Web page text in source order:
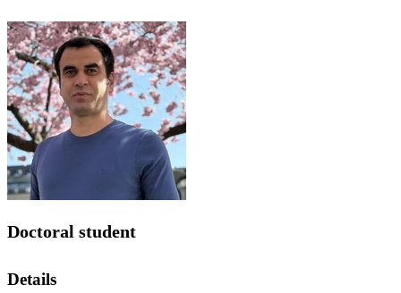
Doctoral student
Details